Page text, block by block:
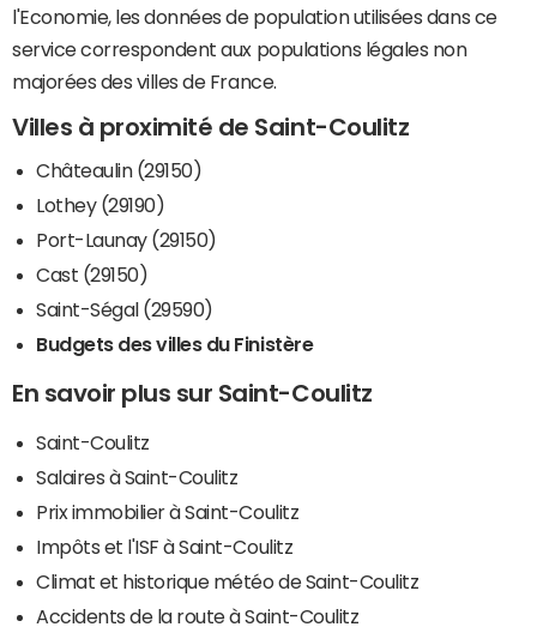
l'Economie, les données de population utilisées dans ce
service correspondent aux populations légales non
majorées des villes de France.
Villes à proximité de Saint-Coulitz
Châteaulin (29150)
Lothey (29190)
Port-Launay (29150)
Cast (29150)
Saint-Ségal (29590)
Budgets des villes du Finistère
En savoir plus sur Saint-Coulitz
Saint-Coulitz
Salaires à Saint-Coulitz
Prix immobilier à Saint-Coulitz
Impôts et l'ISF à Saint-Coulitz
Climat et historique météo de Saint-Coulitz
Accidents de la route à Saint-Coulitz